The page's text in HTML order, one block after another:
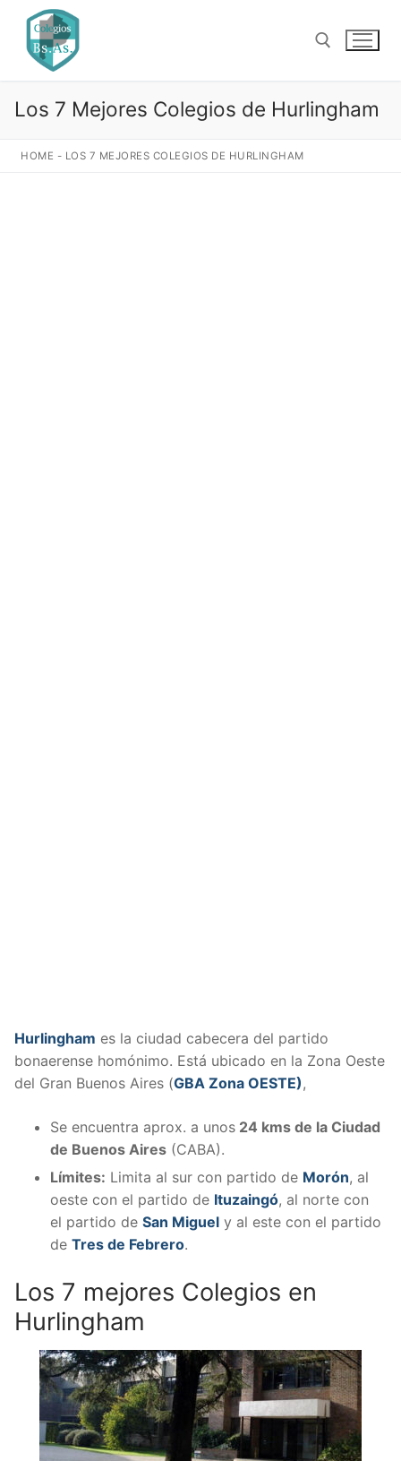
contenido
Buscar:
Los 7 Mejores Colegios de Hurlingham
HOME - LOS 7 MEJORES COLEGIOS DE HURLINGHAM
Hurlingham es la ciudad cabecera del partido
bonaerense homónimo. Está ubicado en la Zona Oeste
del Gran Buenos Aires (GBA Zona OESTE),
Se encuentra aprox. a unos 24 kms de la Ciudad
de Buenos Aires (CABA).
Límites: Limita al sur con partido de Morón, al
oeste con el partido de Ituzaingó, al norte con
el partido de San Miguel y al este con el partido
de Tres de Febrero.
Los 7 mejores Colegios en
Hurlingham